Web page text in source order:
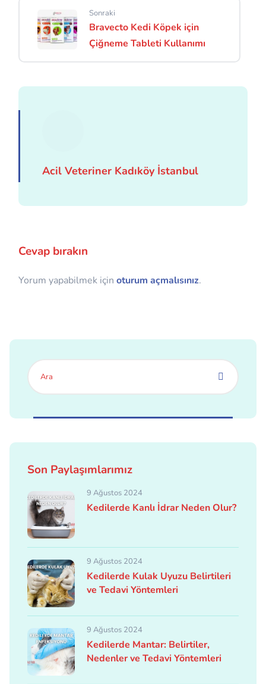
Sonraki
Bravecto Kedi Köpek için
Çiğneme Tableti Kullanımı
Acil Veteriner Kadıköy İstanbul
Cevap bırakın
Yorum yapabilmek için oturum açmalısınız.
Son Paylaşımlarımız
9 Ağustos 2024
Kedilerde Kanlı İdrar Neden Olur?
9 Ağustos 2024
Kedilerde Kulak Uyuzu Belirtileri
ve Tedavi Yöntemleri
9 Ağustos 2024
Kedilerde Mantar: Belirtiler,
Nedenler ve Tedavi Yöntemleri